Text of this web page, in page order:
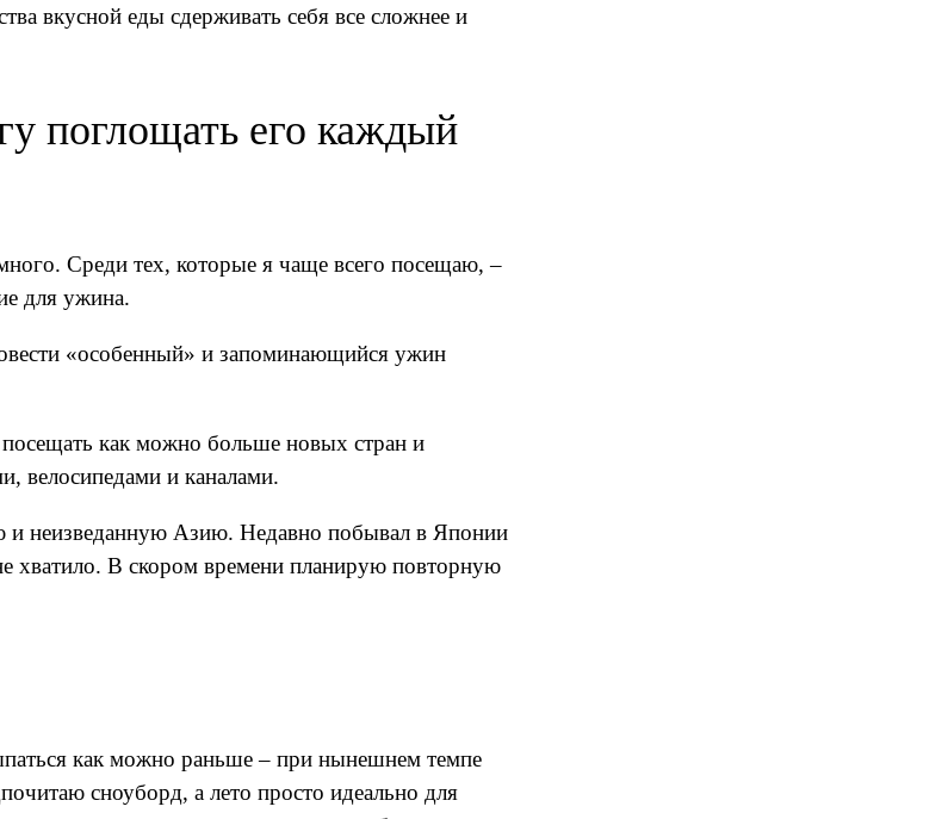
вкусной еды сдерживать себя все сложнее и
поглощать его каждый
Среди тех, которые я чаще всего посещаю, –
для ужина.
«особенный» и запоминающийся ужин
как можно больше новых стран и
велосипедами и каналами.
и неизведанную Азию. Недавно побывал в Японии
хватило. В ско­ром времени планирую повторную
как можно раньше – при нынешнем темпе
сноуборд, а лето просто идеально для